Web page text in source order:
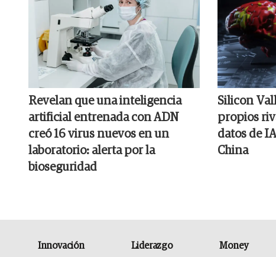
Revelan que una inteligencia
artificial entrenada con ADN
creó 16 virus nuevos en un
laboratorio: alerta por la
bioseguridad
Silicon
propios
datos de
China
Innovación Liderazgo Money